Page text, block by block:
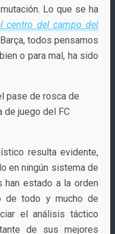
Lo que se ha
centro del campo del
todos pensamos
o para mal, ha sido
pase de rosca de
juego del FC
resulta evidente,
en ningún sistema de
estado a la orden
todo y mucho de
el análisis táctico
de sus mejores